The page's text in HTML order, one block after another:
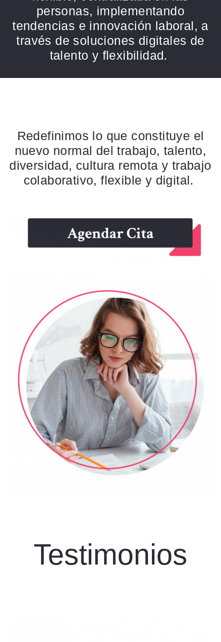
personas, implementando
tendencias e innovación laboral, a
través de soluciones digitales de
talento y flexibilidad.
Redefinimos lo que constituye el
nuevo normal del trabajo, talento,
diversidad, cultura remota y trabajo
colaborativo, flexible y digital.
Testimonios